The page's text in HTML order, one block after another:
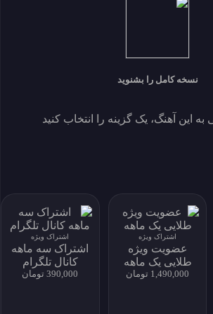
خریداری کنید.
نسخه کامل را بشنوید
این آهنگ، یک گزینه را انتخاب کنید
اشتراک ویژه
عضویت ویژه
طلایی یک ماهه
1,490,000 تومان
اشتراک ویژه
اشتراک سه ماهه
کانال تلگرام
390,000 تومان